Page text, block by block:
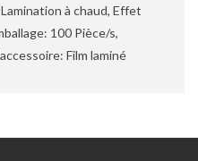
à chaud, Effet
100 Pièce/s,
Film laminé